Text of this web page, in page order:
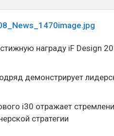
награду iF Design
демонстрирует
i30 отражает
стратегии